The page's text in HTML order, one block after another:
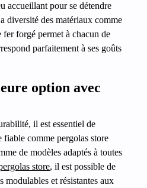
accueillant pour se détendre
diversité des matériaux comme
forgé permet à chacun de
parfaitement à ses goûts
option avec
il est essentiel de
fiable comme pergolas store
de modèles adaptés à toutes
store, il est possible de
modulables et résistantes aux